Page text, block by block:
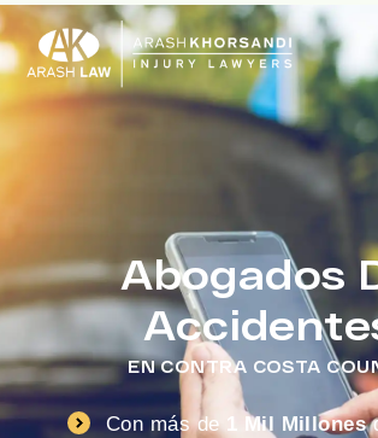
Abogados
EN CONTRA COSTA
Con más de 1 Mil Millones